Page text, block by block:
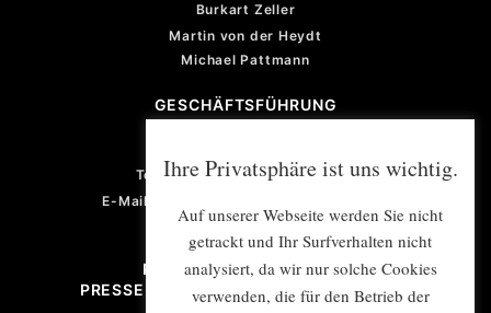
Burkart Zeller
Martin von der Heydt
Michael Pattmann
GESCHÄFTSFÜHRUNG
Telefon: +49 (0) 201 922 77 67
E-Mail: violetta.vonderheydt@e-mex.de
PROJEKTMANAGEMENT/
PRESSE- UND ÖFFENTLICHKEITSARBEIT
Ihre Privatsphäre ist uns wichtig.
Auf unserer Webseite werden Sie nicht
getrackt und Ihr Surfverhalten nicht
analysiert, da wir nur solche Cookies
verwenden, die für den Betrieb der